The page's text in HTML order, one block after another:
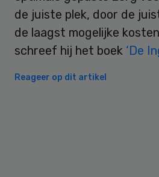
de juiste plek, door de
de laagst mogelijke
schreef hij het boek ‘De
Reageer op dit artikel